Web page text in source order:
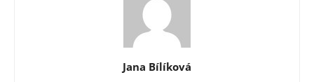
Jana Bílíková